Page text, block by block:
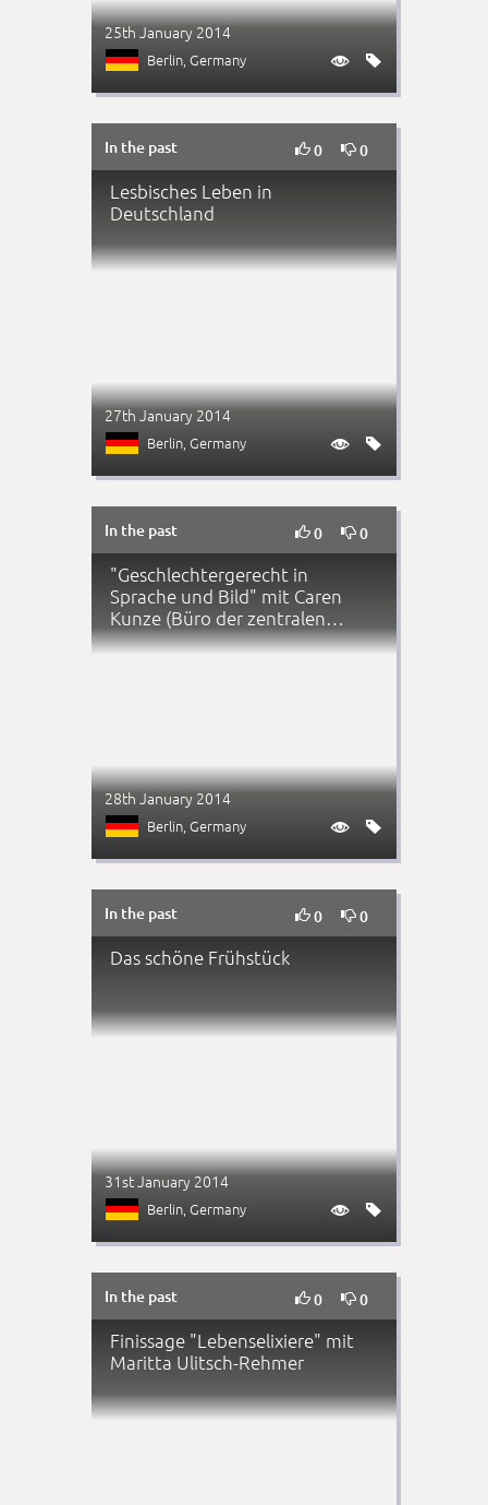
25th January 2014
Berlin, Germany  
In the past 0 0
Lesbisches Leben in
Deutschland
27th January 2014
Berlin, Germany  
In the past 0 0
"Geschlechtergerecht in
Sprache und Bild" mit Caren
Kunze (Büro der zentralen
Frauenbeauftragten, F…
28th January 2014
Berlin, Germany  
In the past 0 0
Das schöne Frühstück
31st January 2014
Berlin, Germany  
In the past 0 0
Finissage "Lebenselixiere" mit
Maritta Ulitsch-Rehmer